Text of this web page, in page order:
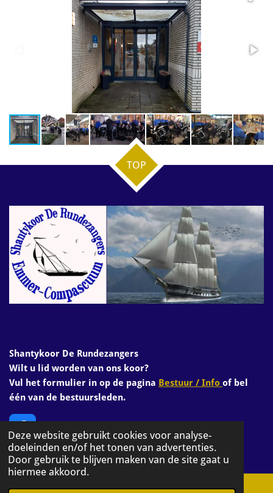
Deze website gebruikt cookies voor analyse-
doeleinden en/of het tonen van advertenties.
Door gebruik te blijven maken van de site gaat u
hiermee akkoord.
TOP
Shantykoor De Rundezangers
Wilt u lid worden van ons koor?
Vul het formulier in op de pagina Bestuur / Info of bel
één van de bestuursleden.
F
a
c
e
© 2025 rundezangers